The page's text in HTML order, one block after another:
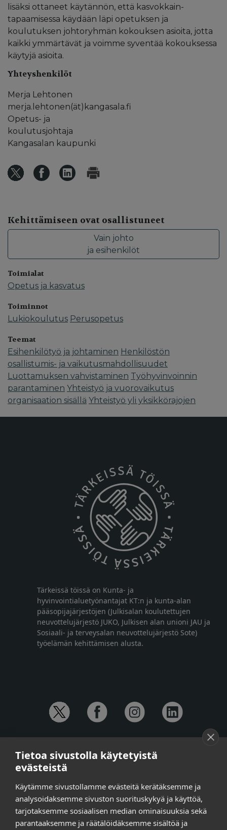
lisäksi ottaneet käytännön, että kasvokkain-
tapaamisessa käydään läpi opetuksen ja
koulutuksen johtoryhmän kokouksen asioita, jotta
kaikki ymmärtävät ja voimme syventää kokouksessa
käytyjä asioita.
Yhteyshenkilöt
Merja Lehtonen
merja.lehtonen(ät)kangasala.fi
Opetus- ja
koulutusjohtaja
Kangasalan kaupunki
Kehittämiseen ovat osallistuneet
Vain johto
ja esihenkilöt
Toimialat
Opetus ja kasvatus
Toiminnot
Lukiokoulutus Perusopetus
Teemat
Esihenkilötyö ja johtaminen Henkilöstön
osallistumis- ja vaikutusmahdollisuudet
Luottamuksen vahvistaminen Työhyvinvoinnin
parantaminen Yhteistyö ja vuorovaikutus
organisaation sisällä Yhteistyö yli yksikkörajojen
Tärkeissä töissä on Kunta- ja
hyvinvointialuetyönantajat KT:n ja kunta-alan
pääsopijajärjestöjen (Julkisalan koulutettujen
neuvottelujärjestö JUKO, Julkisen alan unioni JAU ja
Sosiaali- ja terveysalan neuvottelujärjestö Sote)
työelämän kehittämisen alusta.
Anna-Mari Jaanu, kehittämispäällikkö,
puh. +358 50 572 4620
Henna Honkalo,
viestintäpäällikkö,
puh. +358 50 479 6618
Ilari Raiski, viestintä- ja tapahtumakoordinaattori,
puh. +358 45 130 3832
Tietoa sivustolla käytetyistä
evästeistä
Käytämme sivustollamme evästeitä kerätäksemme ja
analysoidaksemme sivuston suorituskykyä ja käyttöä,
tarjotaksemme sosiaalisen median ominaisuuksia sekä
parantaaksemme ja räätälöidäksemme sisältöä ja